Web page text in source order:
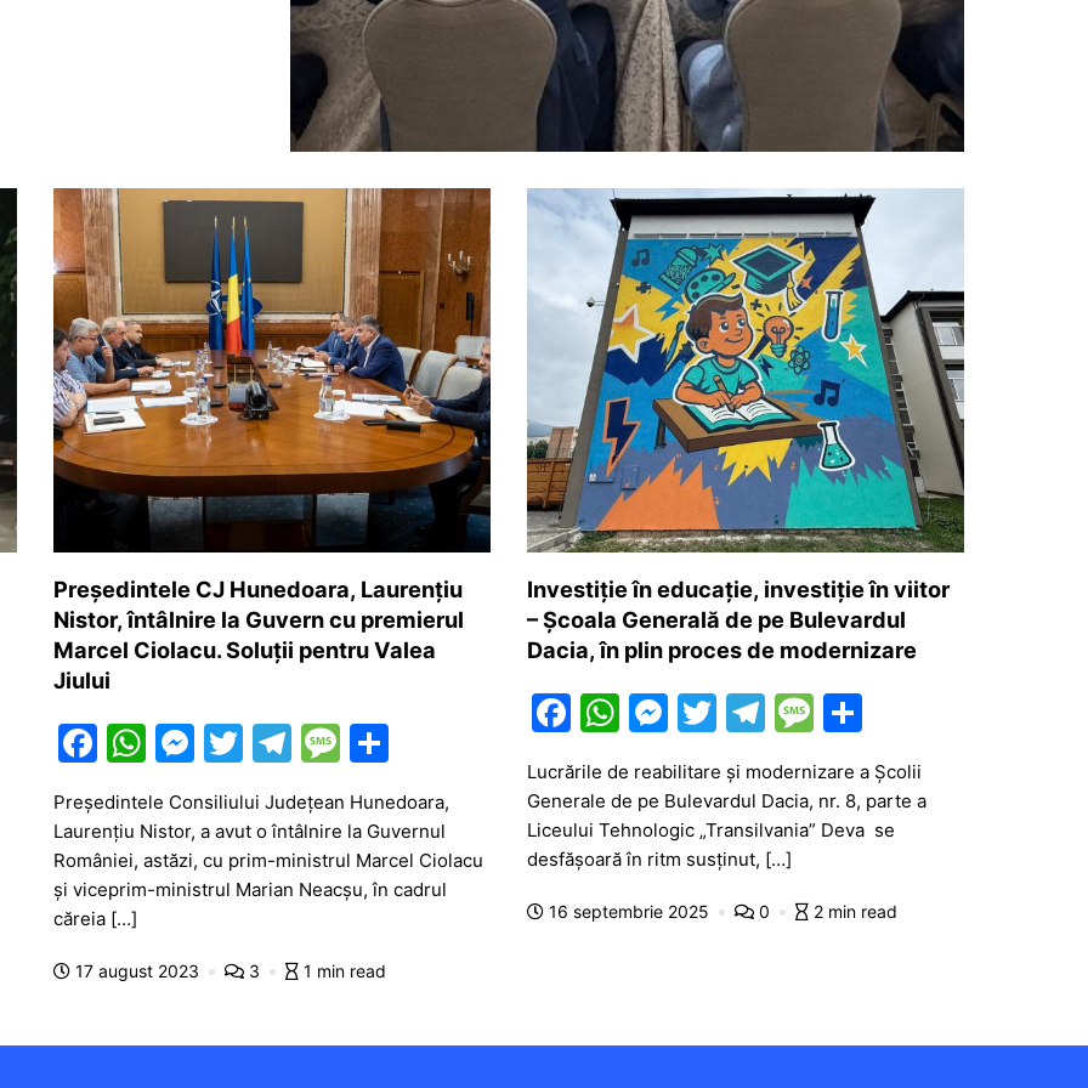
Președintele CJ Hunedoara, Laurențiu
Nistor, întâlnire la Guvern cu premierul
Marcel Ciolacu. Soluții pentru Valea
Jiului
F
a
c
e
b
o
o
W
at
s
A
p
M
e
s
s
e
g
T
w
itt
er
T
e
gr
a
M
s
s
a
e
ta
je
a
Președintele Consiliului Județean Hunedoara,
Laurențiu Nistor, a avut o întâlnire la Guvernul
României, astăzi, cu prim-ministrul Marcel Ciolacu
și viceprim-ministrul Marian Neacșu, în cadrul
căreia […]
17 august 2023 3 1 min read
Investiție în educație, investiție în viitor
– Școala Generală de pe Bulevardul
Dacia, în plin proces de modernizare
F
a
c
e
b
o
W
at
s
A
p
M
e
s
s
e
n
T
w
itt
er
T
e
gr
a
m
M
e
s
s
g
ta
je
z
Lucrările de reabilitare și modernizare a Școlii
Generale de pe Bulevardul Dacia, nr. 8, parte a
Liceului Tehnologic „Transilvania” Deva se
desfășoară în ritm susținut, […]
16 septembrie 2025 0 2 min read